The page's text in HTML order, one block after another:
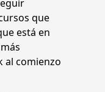
que
está en
al comienzo